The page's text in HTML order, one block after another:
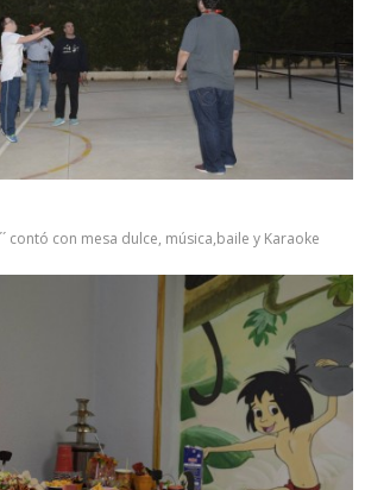
contó con mesa dulce, música,baile y Karaoke